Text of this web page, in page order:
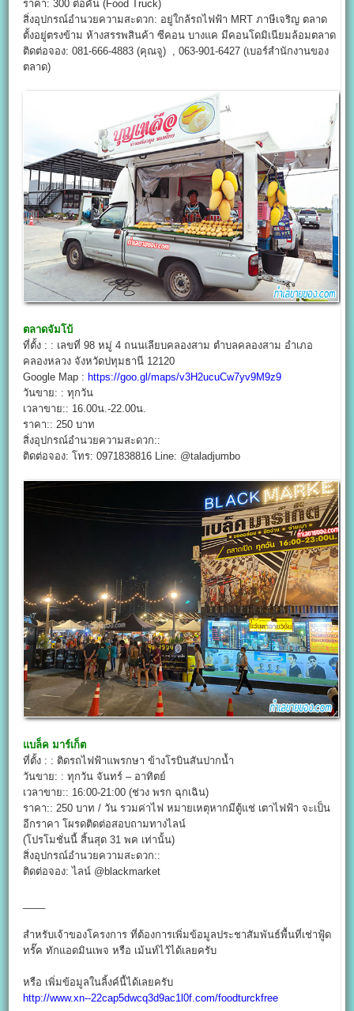
ราคา: 300 ต่อคัน (Food Truck)
สิ่งอุปกรณ์อำนวยความสะดวก: อยู่ใกล้รถไฟฟ้า MRT ภาษีเจริญ ตลาด
ตั้งอยู่ตรงข้าม ห้างสรรพสินค้า ซีคอน บางแค มีคอนโดมิเนียมล้อมตลาด
ติดต่อจอง: 081-666-4883 (คุณจู) , 063-901-6427 (เบอร์สำนักงานของ
ตลาด)
ตลาดจัมโบ้
ที่ตั้ง : : เลขที่ 98 หมู่ 4 ถนนเลียบคลองสาม ตำบลคลองสาม อำเภอ
คลองหลวง จังหวัดปทุมธานี 12120
Google Map :https://goo.gl/maps/v3H2ucuCw7yv9M9z9
วันขาย: : ทุกวัน
เวลาขาย:: 16.00น.-22.00น.
ราคา:: 250 บาท
สิ่งอุปกรณ์อำนวยความสะดวก::
ติดต่อจอง: โทร: 0971838816 Line: @taladjumbo
แบล็ค มาร์เก็ต
ที่ตั้ง : : ติดรถไฟฟ้าแพรกษา ข้างโรบินสันปากน้ำ
วันขาย: : ทุกวัน จันทร์ – อาทิตย์
เวลาขาย:: 16:00-21:00 (ช่วง พรก ฉุกเฉิน)
ราคา:: 250 บาท / วัน รวมค่าไฟ หมายเหตุหากมีตู้แช่ เตาไฟฟ้า จะเป็น
อีกราคา โผรดติดต่อสอบถามทางไลน์
(โปรโมชั่นนี้ สิ้นสุด 31 พค เท่านั้น)
สิ่งอุปกรณ์อำนวยความสะดวก::
ติดต่อจอง: ไลน์ @blackmarket
สำหรับเจ้าของโครงการ ที่ต้องการเพิ่มข้อมูลประชาสัมพันธ์พื้นที่เช่าฟู้ด
ทรั๊ค ทักแอดมินเพจ หรือ เม้นท์ไว้ได้เลยครับ
หรือ เพิ่มข้อมูลในลิ้งค์นี้ได้เลยครับ
http://www.xn--22cap5dwcq3d9ac1l0f.com/foodturckfree